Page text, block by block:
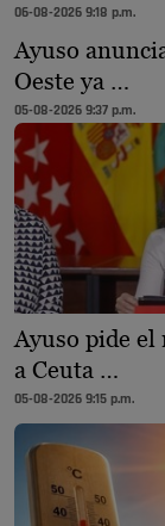
06-08-2026 9:18 p.m.
Ayuso
Oeste ya …
05-08-2026 9:37 p.m.
Ayuso pide el
a Ceuta …
05-08-2026 9:15 p.m.